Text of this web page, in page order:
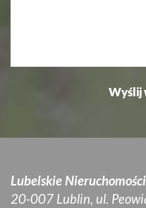
Lubelskie
20-007 Lublin, ul.